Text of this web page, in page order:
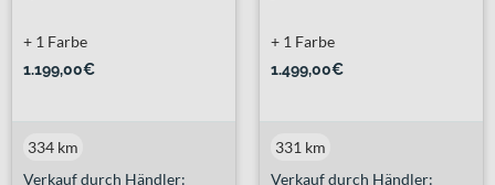
1.199,00€
+ 1 Farbe
Verkauf durch Händler:
334 km
1.499,00€
+ 1 Farbe
Verkauf durch Händler:
331 km